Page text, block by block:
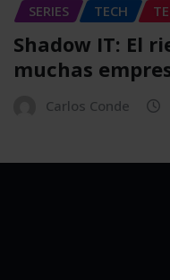
SERIES
TECH
Shadow IT: El
muchas
Carlos Conde